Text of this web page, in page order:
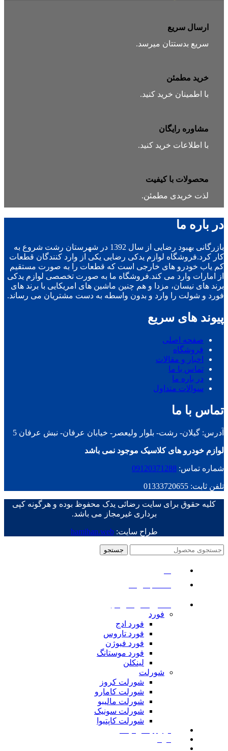
ارسال سریع
سریع بدستتان میرسد.
خرید مطمئن
با اطمینان خرید کنید.
مشاوره رایگان
با اطلاعات خرید کنید.
محصولات با کیفیت
لذت خریدی مطمئن.
در باره ما
بازرگانی بهبود رضایی از سال 1392 در شهرستان رشت شروع به
کار کرد.فروشگاه لوازم یدکی رضایی یکی از وارد کنندگان قطعات
کم یاب خودرو های خارجی است که قطعات را به صورت مستقیم
از امارات وارد می کند.فروشگاه ما به صورت تخصصی لوازم یدکی
برند های نیسان، مزدا و هم چنین ماشین های امریکایی با برند های
فورد و شولت را وارد و بدون واسطه به دست مشتریان می رساند.
پیوند های سریع
صفحه اصلی
فروشگاه
اخبار و مقالات
تماس با ما
در باره ما
سوالات متداول
تماس با ما
آدرس: گیلان- رشت- بلوار ولیعصر- خیابان عرفان- نبش عرفان 5
لوازم خودرو های کلاسیک موجود نمی باشد
شماره تماس: 09120371288
تلفن ثابت: 01333720655
کلیه حقوق برای سایت رضائی یدک محفوظ بوده و هرگونه کپی
برداری غیرمجاز می باشد.
طراح سایت:hamihan.web
جستجو
فورد
فورد ادج
فورد تاروس
فورد فیوژن
فورد موستانگ
لینکلن
شورلت
شورلت کروز
شورلت کامارو
شورلت مالیبو
شورلت سونیک
شورلت کاپتیوا